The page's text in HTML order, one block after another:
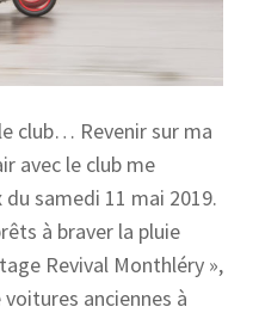
club… Revenir sur ma
avec le club me
samedi 11 mai 2019.
à braver la pluie
Revival Monthléry »,
anciennes à